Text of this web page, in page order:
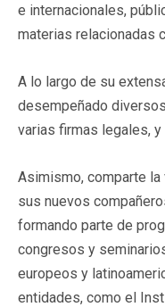
e internacionales,
materias relacionadas
A lo largo de su
desempeñado
varias firmas legales, y
Asimismo, comparte
sus nuevos
formando parte de
congresos y
europeos y
entidades, como el